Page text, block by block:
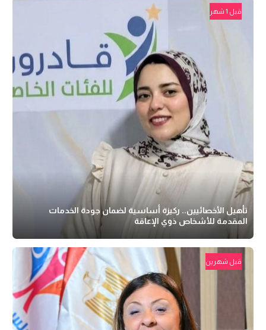
قبل 1 شهر
تأهيل الأخصائيين.. ركيزة أساسية لضمان جودة الخدمات
المقدمة للأشخاص ذوي الإعاقة
قبل شهرين